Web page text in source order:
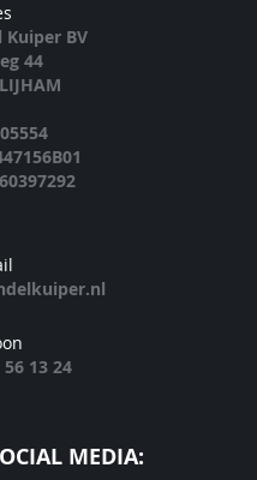
Kuiper BV
44
13 24
MEDIA: